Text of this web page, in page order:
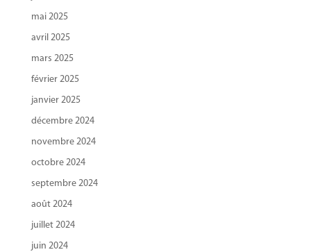
mai 2025
avril 2025
mars 2025
février 2025
janvier 2025
décembre 2024
novembre 2024
octobre 2024
septembre 2024
août 2024
juillet 2024
juin 2024